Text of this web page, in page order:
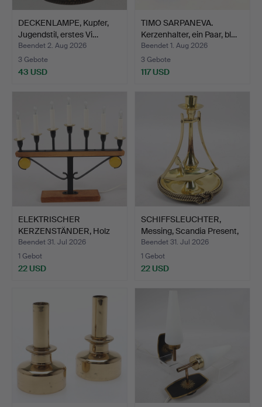
DECKENLAMPE, Kupfer,
Jugendstil, erstes Vi…
Beendet 2. Aug 2026
3 Gebote
43 USD
TIMO SARPANEVA.
Kerzenhalter, ein Paar, bl…
Beendet 1. Aug 2026
3 Gebote
117 USD
ELEKTRISCHER
KERZENSTÄNDER, Holz
und Metal…
Beendet 31. Jul 2026
1 Gebot
22 USD
SCHIFFSLEUCHTER,
Messing, Scandia Present,
…
Beendet 31. Jul 2026
1 Gebot
22 USD